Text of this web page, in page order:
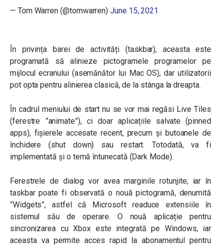
— Tom Warren (@tomwarren)June 15, 2021
În privința barei de activități (taskbar), aceasta este
programată să alinieze pictogramele programelor pe
mijlocul ecranului (asemănător lui Mac OS), dar utilizatorii
pot opta pentru alinierea clasică, de la stânga la dreapta.
În cadrul meniului de start nu se vor mai regăsi Live Tiles
(ferestre ”animate”), ci doar aplicațiile salvate (pinned
apps), fișierele accesate recent, precum și butoanele de
închidere (shut down) sau restart. Totodată, va fi
implementată și o temă întunecată (Dark Mode).
Ferestrele de dialog vor avea marginile rotunjite, iar în
taskbar poate fi observată o nouă pictogramă, denumită
”Widgets”, astfel că Microsoft readuce extensiile în
sistemul său de operare. O nouă aplicație pentru
sincronizarea cu Xbox este integrată pe Windows, iar
aceasta va permite acces rapid la abonamentul pentru